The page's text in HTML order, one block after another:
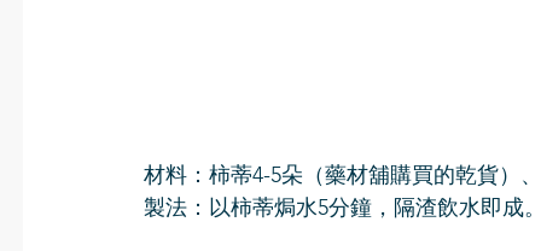
材料：柿蒂4-5朵（藥材舖購買的乾貨）
製法：以柿蒂焗水5分鐘，隔渣飲水即成